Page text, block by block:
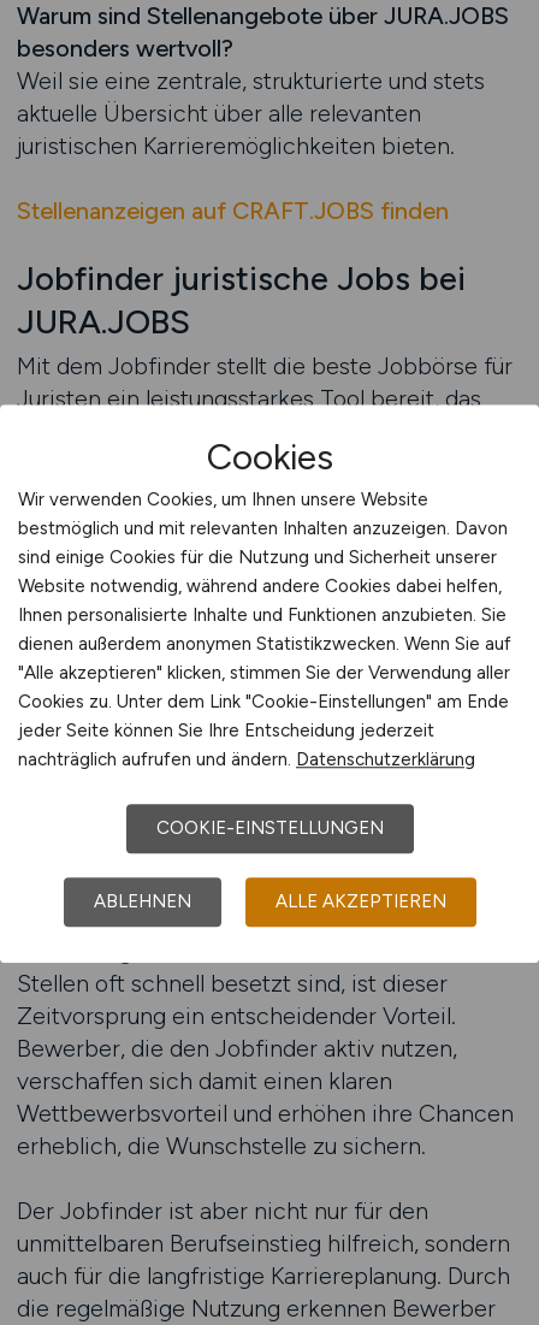
Warum sind Stellenangebote über JURA.JOBS
besonders wertvoll?
Weil sie eine zentrale, strukturierte und stets
aktuelle Übersicht über alle relevanten
juristischen Karrieremöglichkeiten bieten.
Stellenanzeigen auf CRAFT.JOBS finden
Jobfinder juristische Jobs bei
JURA.JOBS
Mit dem Jobfinder stellt die beste Jobbörse für
Juristen ein leistungsstarkes Tool bereit, das
effizient zu planen. Als Jobportal Nr. 1 für
juristische Berufe bietet JURA.JOBS die
Möglichkeit, individuelle Suchprofile zu
erstellen, die exakt auf die persönlichen
Vorstellungen zugeschnitten sind. Kriterien wie
Rechtsgebiet, Standort, gewünschte
Arbeitszeitmodelle oder Karrierestufen lassen
sich hinterlegen und sorgen dafür, dass
Bewerber nur noch relevante Angebote
erhalten.
Ein besonderer Vorteil des Jobfinders liegt in
den automatischen Benachrichtigungen. Sobald
eine passende Stelle veröffentlicht wird,
erhalten Bewerber eine Mitteilung und können
Stellen oft schnell besetzt sind, ist dieser
Zeitvorsprung ein entscheidender Vorteil.
Bewerber, die den Jobfinder aktiv nutzen,
verschaffen sich damit einen klaren
Wettbewerbsvorteil und erhöhen ihre Chancen
erheblich, die Wunschstelle zu sichern.
Der Jobfinder ist aber nicht nur für den
unmittelbaren Berufseinstieg hilfreich, sondern
auch für die langfristige Karriereplanung. Durch
die regelmäßige Nutzung erkennen Bewerber
Cookies
Wir verwenden Cookies, um Ihnen unsere Website
bestmöglich und mit relevanten Inhalten anzuzeigen. Davon
sind einige Cookies für die Nutzung und Sicherheit unserer
Website notwendig, während andere Cookies dabei helfen,
Ihnen personalisierte Inhalte und Funktionen anzubieten. Sie
dienen außerdem anonymen Statistikzwecken. Wenn Sie auf
"Alle akzeptieren" klicken, stimmen Sie der Verwendung aller
Cookies zu. Unter dem Link "Cookie-Einstellungen" am Ende
jeder Seite können Sie Ihre Entscheidung jederzeit
nachträglich aufrufen und ändern. Datenschutzerklärung
COOKIE-EINSTELLUNGEN
ABLEHNEN ALLE AKZEPTIEREN